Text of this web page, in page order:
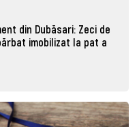
din Dubăsari: Zeci de
imobilizat la pat a